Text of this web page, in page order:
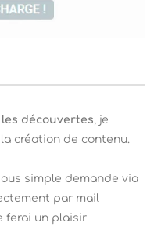
découvertes, je
création de contenu.
simple demande via
par mail
ferai un plaisir